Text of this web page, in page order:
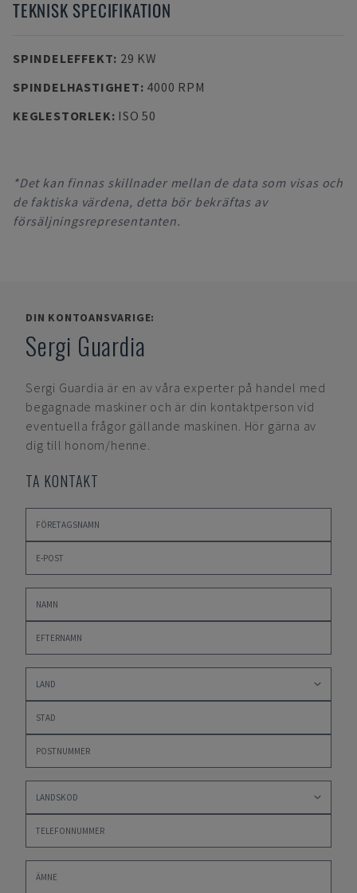
TEKNISK SPECIFIKATION
SPINDELEFFEKT: 29 KW
SPINDELHASTIGHET: 4000 RPM
KEGLESTORLEK: ISO 50
*Det kan finnas skillnader mellan de data som visas och
de faktiska värdena, detta bör bekräftas av
försäljningsrepresentanten.
DIN KONTOANSVARIGE:
Sergi Guardia
Sergi Guardia är en av våra experter på handel med
begagnade maskiner och är din kontaktperson vid
eventuella frågor gällande maskinen. Hör gärna av
dig till honom/henne.
TA KONTAKT